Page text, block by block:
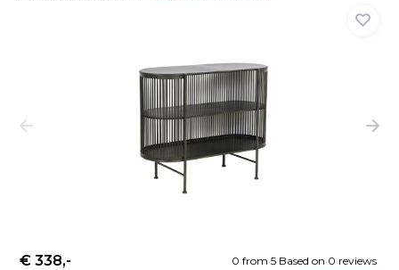
0 from 5 Based on 0 reviews
€ 338,-